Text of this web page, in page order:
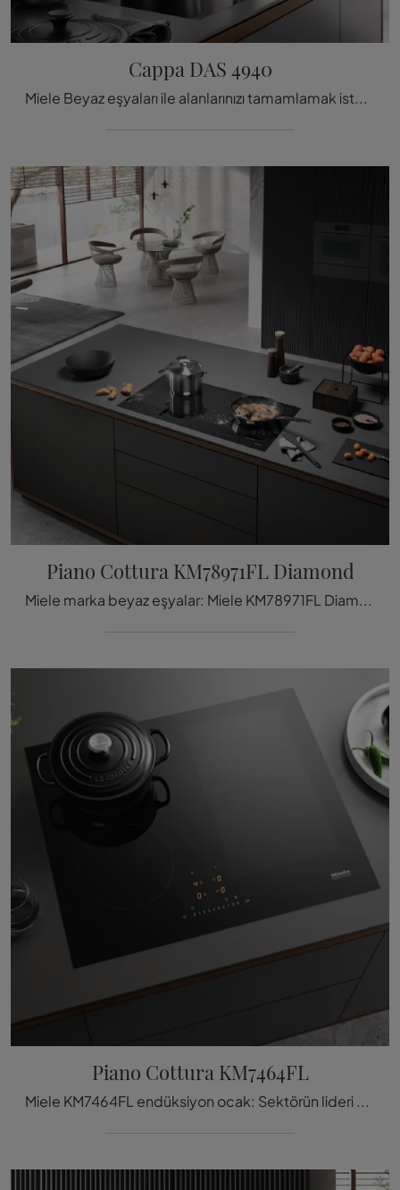
Cappa DAS 4940
Miele Beyaz eşyaları ile alanlarınızı tamamlamak ister misiniz? Size DAS 4940 şapka gibi çeşitli modeller
Piano Cottura KM78971FL Diamond
Miele marka beyaz eşyalar: Miele KM78971FL Diamond Ocak gibi Ocak modelleri hakkında bilgi edinin ve her zaman hayal ettiğiniz mutfak bölümünü ...
Piano Cottura KM7464FL
Miele KM7464FL endüksiyon ocak: Sektörün lideri olan tanınmış markanın elektrikli cihazları ve ocakları hakkında daha fazla bilgi edinmek için t